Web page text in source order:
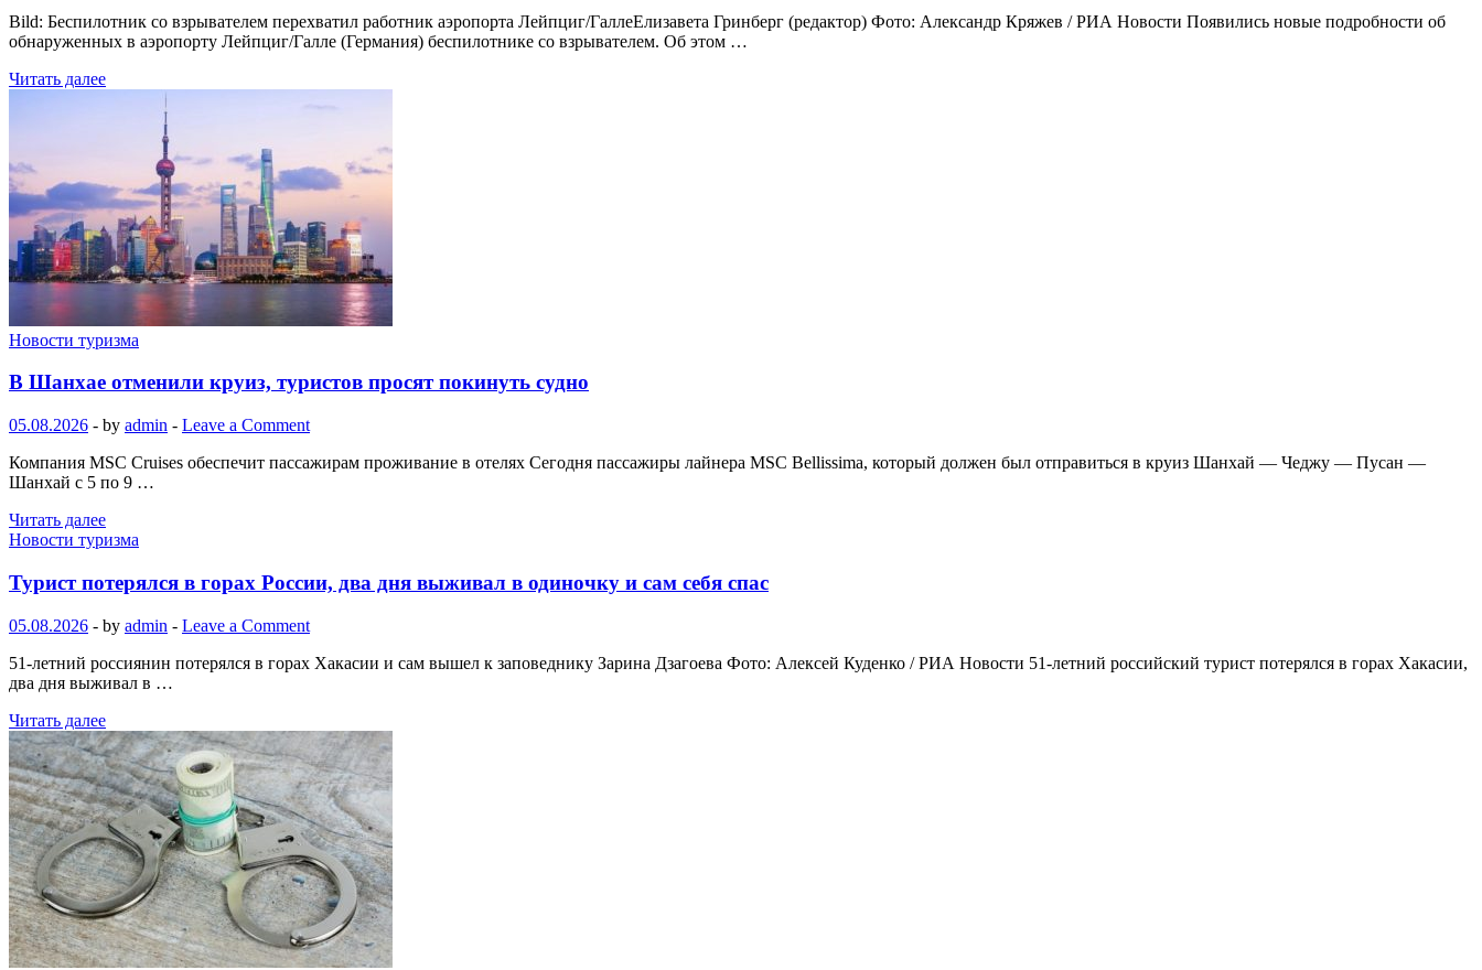
Bild: Беспилотник со взрывателем перехватил работник аэропорта Лейпциг/ГаллеЕлизавета Гринберг (редактор) Фото: Александр Кряжев / РИА Новости Появились новые подробности об
обнаруженных в аэропорту Лейпциг/Галле (Германия) беспилотнике со взрывателем. Об этом …
Читать далее
Новости туризма
В Шанхае отменили круиз, туристов просят покинуть судно
05.08.2026 - by admin - Leave a Comment
Компания MSC Cruises обеспечит пассажирам проживание в отелях Сегодня пассажиры лайнера MSC Bellissima, который должен был отправиться в круиз Шанхай — Чеджу — Пусан —
Шанхай с 5 по 9 …
Читать далее
Новости туризма
Турист потерялся в горах России, два дня выживал в одиночку и сам себя спас
05.08.2026 - by admin - Leave a Comment
51-летний россиянин потерялся в горах Хакасии и сам вышел к заповеднику Зарина Дзагоева Фото: Алексей Куденко / РИА Новости 51-летний российский турист потерялся в горах Хакасии,
два дня выживал в …
Читать далее